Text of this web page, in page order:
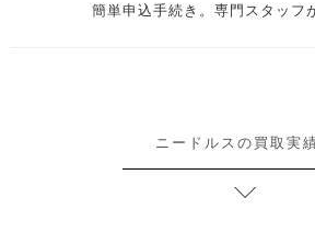
簡単申込手続き。専門スタッフ
ニードルスの買取実